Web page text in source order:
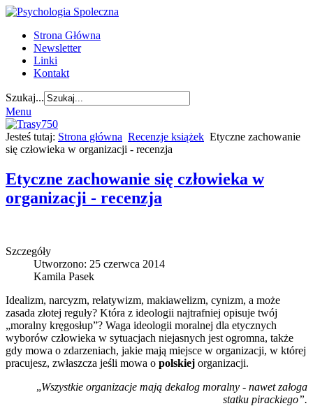
Strona Główna
Newsletter
Linki
Kontakt
Szukaj...
Menu
Jesteś tutaj: Strona główna Recenzje książek Etyczne zachowanie
się człowieka w organizacji - recenzja
Etyczne zachowanie się człowieka w
organizacji - recenzja
Szczegóły
Utworzono: 25 czerwca 2014
Kamila Pasek
Idealizm, narcyzm, relatywizm, makiawelizm, cynizm, a może
zasada złotej reguły? Która z ideologii najtrafniej opisuje twój
„moralny kręgosłup”? Waga ideologii moralnej dla etycznych
wyborów człowieka w sytuacjach niejasnych jest ogromna, także
gdy mowa o zdarzeniach, jakie mają miejsce w organizacji, w której
pracujesz, zwłaszcza jeśli mowa o polskiej organizacji.
„Wszystkie organizacje mają dekalog moralny - nawet załoga
statku pirackiego”.